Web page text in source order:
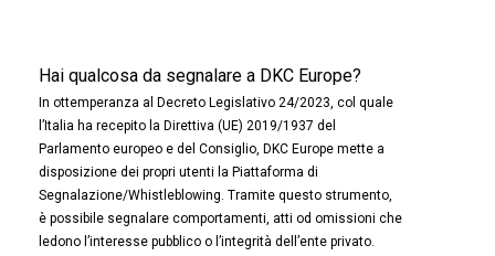
Hai qualcosa da segnalare a DKC Europe?
In ottemperanza al Decreto Legislativo 24/2023, col quale
l’Italia ha recepito la Direttiva (UE) 2019/1937 del
Parlamento europeo e del Consiglio, DKC Europe mette a
disposizione dei propri utenti la Piattaforma di
Segnalazione/Whistleblowing. Tramite questo strumento,
è possibile segnalare comportamenti, atti od omissioni che
ledono l’interesse pubblico o l’integrità dell’ente privato.